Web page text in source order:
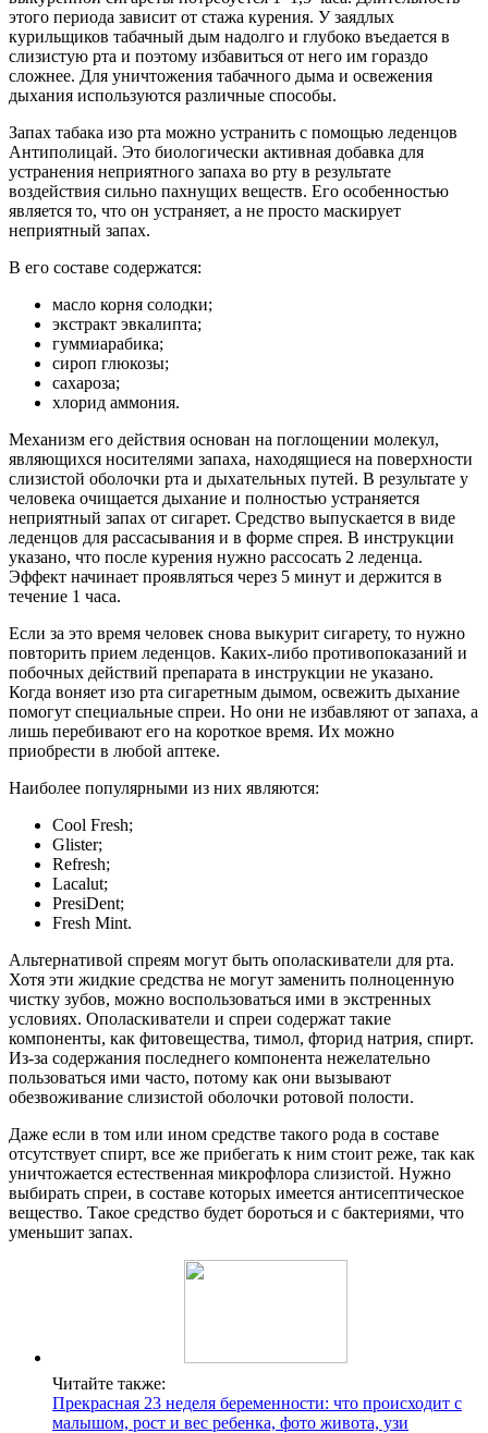
этого периода зависит от стажа курения. У заядлых
курильщиков табачный дым надолго и глубоко въедается в
слизистую рта и поэтому избавиться от него им гораздо
сложнее. Для уничтожения табачного дыма и освежения
дыхания используются различные способы.
Запах табака изо рта можно устранить с помощью леденцов
Антиполицай. Это биологически активная добавка для
устранения неприятного запаха во рту в результате
воздействия сильно пахнущих веществ. Его особенностью
является то, что он устраняет, а не просто маскирует
неприятный запах.
В его составе содержатся:
масло корня солодки;
экстракт эвкалипта;
гуммиарабика;
сироп глюкозы;
сахароза;
хлорид аммония.
Механизм его действия основан на поглощении молекул,
являющихся носителями запаха, находящиеся на поверхности
слизистой оболочки рта и дыхательных путей. В результате у
человека очищается дыхание и полностью устраняется
неприятный запах от сигарет. Средство выпускается в виде
леденцов для рассасывания и в форме спрея. В инструкции
указано, что после курения нужно рассосать 2 леденца.
Эффект начинает проявляться через 5 минут и держится в
течение 1 часа.
Если за это время человек снова выкурит сигарету, то нужно
повторить прием леденцов. Каких-либо противопоказаний и
побочных действий препарата в инструкции не указано.
Когда воняет изо рта сигаретным дымом, освежить дыхание
помогут специальные спреи. Но они не избавляют от запаха, а
лишь перебивают его на короткое время. Их можно
приобрести в любой аптеке.
Наиболее популярными из них являются:
Cool Fresh;
Glister;
Refresh;
Lacalut;
PresiDent;
Fresh Mint.
Альтернативой спреям могут быть ополаскиватели для рта.
Хотя эти жидкие средства не могут заменить полноценную
чистку зубов, можно воспользоваться ими в экстренных
условиях. Ополаскиватели и спреи содержат такие
компоненты, как фитовещества, тимол, фторид натрия, спирт.
Из-за содержания последнего компонента нежелательно
пользоваться ими часто, потому как они вызывают
обезвоживание слизистой оболочки ротовой полости.
Даже если в том или ином средстве такого рода в составе
отсутствует спирт, все же прибегать к ним стоит реже, так как
уничтожается естественная микрофлора слизистой. Нужно
выбирать спреи, в составе которых имеется антисептическое
вещество. Такое средство будет бороться и с бактериями, что
уменьшит запах.
Читайте также:
Прекрасная 23 неделя беременности: что происходит с
малышом, рост и вес ребенка, фото живота, узи